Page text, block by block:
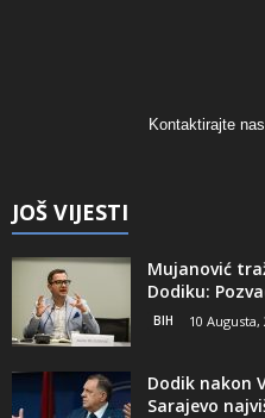
Kontaktirajte
JOŠ VIJESTI
Mujanović
Dodiku:
BIH 10 Augusta,
Dodik nakon
Sarajevo